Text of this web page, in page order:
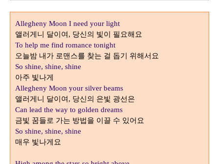
Allegheny Moon I need your light
앨러게니 달이여, 당신의 빛이 필요해요
To help me find romance tonight
오늘밤 내가 로맨스를 찾는 걸 돕기 위해서요
So shine, shine, shine
아주 빛나게
Allegheny Moon your silver beams
앨러게니 달이여, 당신의 은빛 광선은
Can lead the way to golden dreams
금빛 꿈들로 가는 방법을 이끌 수 있어요
So shine, shine, shine
매우 빛나게요